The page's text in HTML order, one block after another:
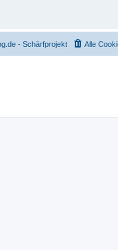
Alle
- Schärfprojekt